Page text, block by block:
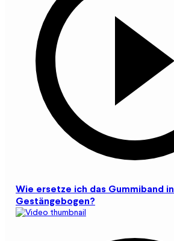
Wie ersetze ich das Gummiband
Gestängebogen?